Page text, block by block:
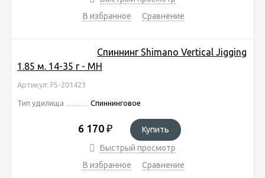
В избранное
Сравнение
Спиннинг Shimano Vertical Jigging
1.85 м. 14-35 г - MH
Артикул: FS-201423
Тип удилища Спиннинговое
6 170 ₽
Купить
Быстрый просмотр
В избранное
Сравнение